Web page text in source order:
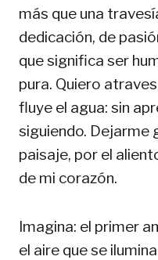
más que una
dedicación, de
que significa ser
pura. Quiero
fluye el agua: sin
siguiendo. Dejarme
paisaje, por el
de mi corazón.
Imagina: el primer
el aire que se